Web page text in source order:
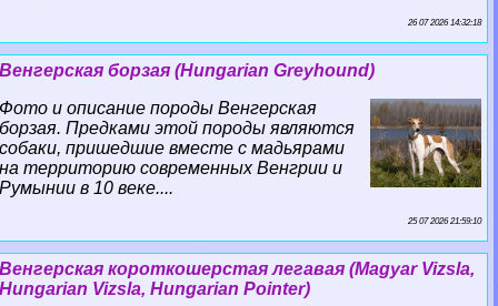
26 07 2026 14:32:18
Венгерская борзая (Hungarian Greyhound)
Фото и описание породы Венгерская
борзая. Предками этой породы являются
собаки, пришедшие вместе с мадьярами
на территорию современных Венгрии и
Румынии в 10 веке....
25 07 2026 21:59:10
Венгерская короткошерстая легавая (Magyar Vizsla,
Hungarian Vizsla, Hungarian Pointer)